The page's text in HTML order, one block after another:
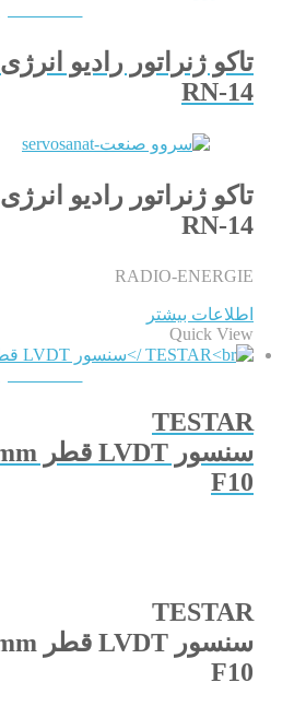
تاکو ژنراتور رادیو انرژی 20V
RN-14
تاکو ژنراتور رادیو انرژی 20V
RN-14
RADIO-ENERGIE
اطلاعات بیشتر
Quick View
TESTAR
سنسور LVDT قطر 10mm مدل
F10
TESTAR
سنسور LVDT قطر 10mm مدل
F10